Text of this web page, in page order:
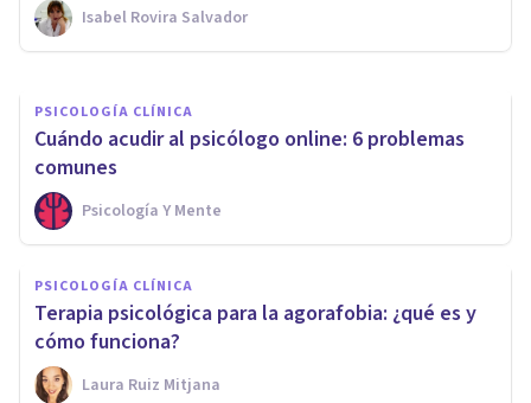
Isabel Rovira Salvador
Psicología Y Mente
PSICOLOGÍA CLÍNICA
​Cuándo acudir al psicólogo online: 6 problemas
comunes
Psicología Y Mente
PSICOLOGÍA CLÍNICA
Terapia psicológica para la agorafobia: ¿qué es y
cómo funciona?
Laura Ruiz Mitjana